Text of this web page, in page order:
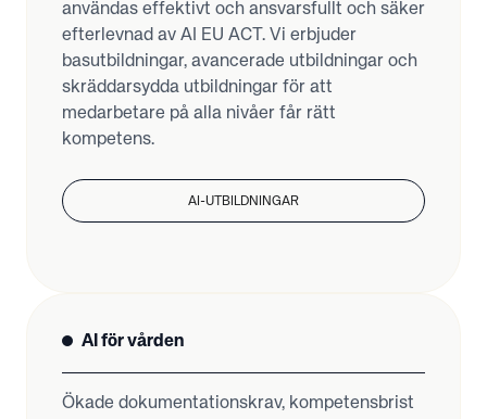
användas effektivt och ansvarsfullt och säker
efterlevnad av AI EU ACT. Vi erbjuder
basutbildningar, avancerade utbildningar och
skräddarsydda utbildningar för att
medarbetare på alla nivåer får rätt
kompetens.
AI-UTBILDNINGAR
AI för vården
Ökade dokumentationskrav, kompetensbrist